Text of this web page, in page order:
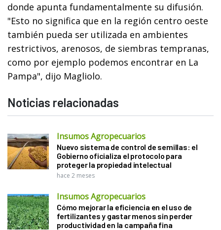
donde apunta fundamentalmente su difusión.
"Esto no significa que en la región centro oeste
también pueda ser utilizada en ambientes
restrictivos, arenosos, de siembras tempranas,
como por ejemplo podemos encontrar en La
Pampa", dijo Magliolo.
Noticias relacionadas
Insumos Agropecuarios
Nuevo sistema de control de semillas: el
Gobierno oficializa el protocolo para
proteger la propiedad intelectual
hace 2 meses
Insumos Agropecuarios
Cómo mejorar la eficiencia en el uso de
fertilizantes y gastar menos sin perder
productividad en la campaña fina